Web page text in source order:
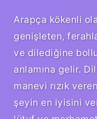
Arapça kökenli
genişleten,
ve dilediğine
anlamına gelir.
manevi rızık
şeyin en iyisini